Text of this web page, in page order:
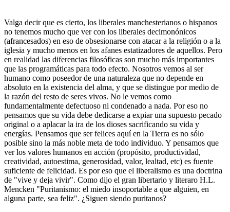
Valga decir que es cierto, los liberales manchesterianos o hispanos
no tenemos mucho que ver con los liberales decimonónicos
(afrancesados) en eso de obsesionarse con atacar a la religión o a la
iglesia y mucho menos en los afanes estatizadores de aquellos. Pero
en realidad las diferencias filosóficas son mucho más importantes
que las programáticas para todo efecto. Nosotros vemos al ser
humano como poseedor de una naturaleza que no depende en
absoluto en la existencia del alma, y que se distingue por medio de
la razón del resto de seres vivos. No le vemos como
fundamentalmente defectuoso ni condenado a nada. Por eso no
pensamos que su vida debe dedicarse a expiar una supuesto pecado
original o a aplacar la ira de los dioses sacrificando su vida y
energías. Pensamos que ser felices aquí en la Tierra es no sólo
posible sino la más noble meta de todo individuo. Y pensamos que
ver los valores humanos en acción (propósito, productividad,
creatividad, autoestima, generosidad, valor, lealtad, etc) es fuente
suficiente de felicidad. Es por eso que el liberalismo es una doctrina
de "vive y deja vivir". Como dijo el gran libertario y literaro H.L.
Mencken "Puritanismo: el miedo insoportable a que alguien, en
alguna parte, sea feliz". ¿Siguen siendo puritanos?